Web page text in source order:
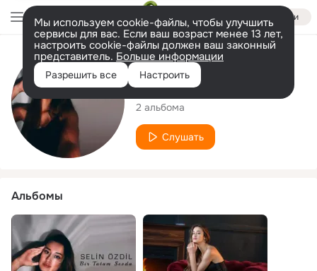
Войти
Мы используем cookie-файлы, чтобы улучшить
сервисы для вас. Если ваш возраст менее 13 лет,
настроить cookie-файлы должен ваш законный
представитель. Больше информации
Разрешить все Настроить
Исполнитель
Selin Özdil
2 альбома
Слушать
Альбомы